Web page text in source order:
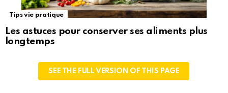
Tips vie pratique
Les astuces pour conserver ses aliments plus
longtemps
SEE THE FULL VERSION OF THIS PAGE